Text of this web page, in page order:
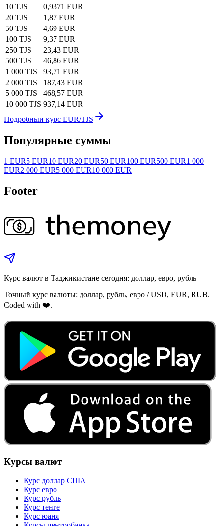
10 TJS
0,9371 EUR
20 TJS
1,87 EUR
50 TJS
4,69 EUR
100 TJS
9,37 EUR
250 TJS
23,43 EUR
500 TJS
46,86 EUR
1 000 TJS
93,71 EUR
2 000 TJS
187,43 EUR
5 000 TJS
468,57 EUR
10 000 TJS 937,14 EUR
Подробный курс EUR/TJS
Популярные суммы
1 EUR5 EUR10 EUR20 EUR50 EUR100 EUR500 EUR1 000
EUR2 000 EUR5 000 EUR10 000 EUR
Footer
Курс валют в Таджикистане сегодня: доллар, евро, рубль
Точный курс валюты: доллар, рубль, евро / USD, EUR, RUB.
Coded with ❤️.
Курсы валют
Курс доллар США
Курс евро
Курс рубль
Курс тенге
Курс юаня